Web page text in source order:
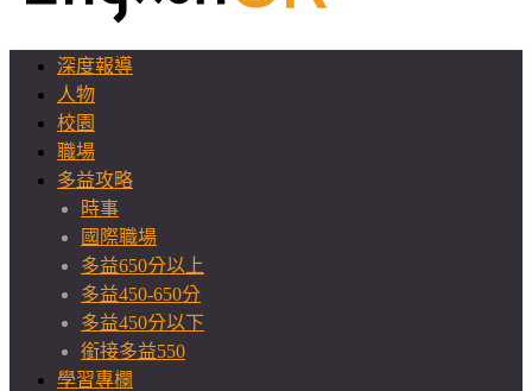
深度報導
人物
校園
職場
多益攻略
時事
國際職場
多益650分以上
多益450-650分
多益450分以下
銜接多益550
學習專欄